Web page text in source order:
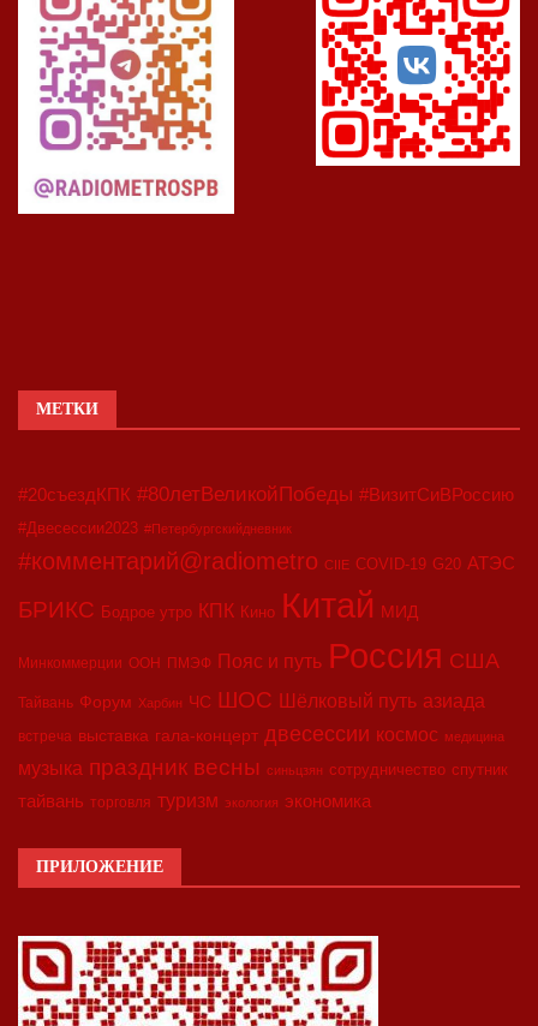
МЕТКИ
#20съездКПК #80летВеликойПобеды #ВизитСиВРоссию
#Двесессии2023 #Петербургскийдневник
#комментарий@radiometro CIIE COVID-19 G20 АТЭС
БРИКС Бодрое утро КПК Кино Китай МИД
Минкоммерции ООН ПМЭФ Пояс и путь Россия США
Тайвань Форум Харбин ЧС ШОС Шёлковый путь азиада
встреча выставка гала-концерт двесессии космос медицина
музыка праздник весны синьцзян сотрудничество спутник
тайвань торговля туризм экология экономика
ПРИЛОЖЕНИЕ